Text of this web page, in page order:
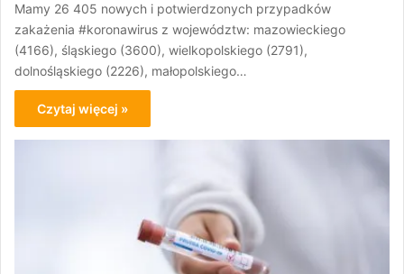
Mamy 26 405 nowych i potwierdzonych przypadków
zakażenia #koronawirus z województw: mazowieckiego
(4166), śląskiego (3600), wielkopolskiego (2791),
dolnośląskiego (2226), małopolskiego…
Czytaj więcej »